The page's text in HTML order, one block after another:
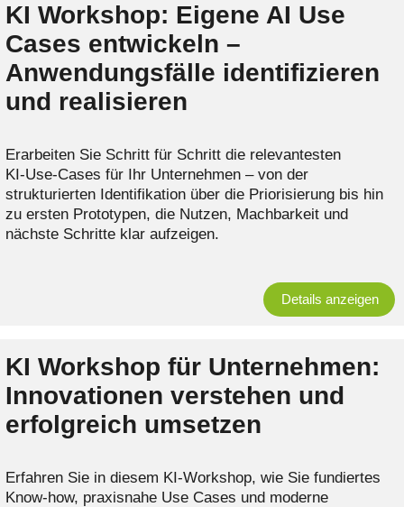
KI Workshop: Eigene AI Use
Cases entwickeln –
Anwendungsfälle identifizieren
und realisieren
Erarbeiten Sie Schritt für Schritt die relevantesten
KI‑Use‑Cases für Ihr Unternehmen – von der
strukturierten Identifikation über die Priorisierung bis hin
zu ersten Prototypen, die Nutzen, Machbarkeit und
nächste Schritte klar aufzeigen.
Details anzeigen
KI Workshop für Unternehmen:
Innovationen verstehen und
erfolgreich umsetzen
Erfahren Sie in diesem KI‑Workshop, wie Sie fundiertes
Know-how, praxisnahe Use Cases und moderne